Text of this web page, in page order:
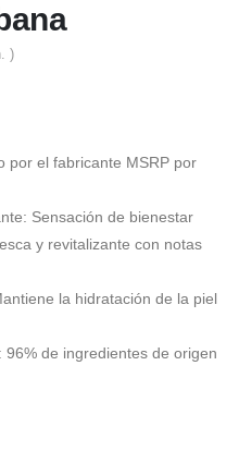
)
por el fabricante MSRP por
Sensación de bienestar
y revitalizante con notas
la hidratación de la piel
de ingredientes de origen